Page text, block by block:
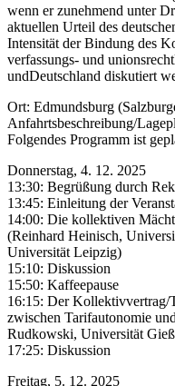
wenn er zunehmend unter
aktuellen Urteil des
Intensität der Bindung des
verfassungs- und
undDeutschland diskutiert
Ort: Edmundsburg
Anfahrtsbeschreibung/
Folgendes Programm ist
Donnerstag, 4. 12. 2025
13:30: Begrüßung durch
13:45: Einleitung der
14:00: Die kollektiven
(Reinhard Heinisch,
Universität Leipzig)
15:10: Diskussion
15:50: Kaffeepause
16:15: Der Kollektivvertrag/
zwischen Tarifautonomie
Rudkowski, Universität
17:25: Diskussion
Freitag, 5. 12. 2025